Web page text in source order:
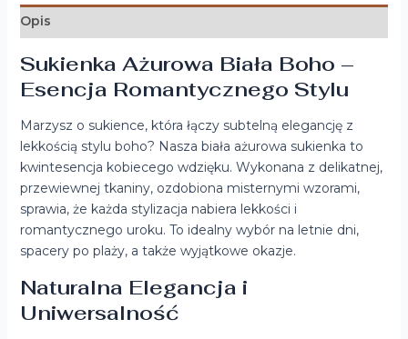
Opis
Sukienka Ażurowa Biała Boho –
Esencja Romantycznego Stylu
Marzysz o sukience, która łączy subtelną elegancję z
lekkością stylu boho? Nasza biała ażurowa sukienka to
kwintesencja kobiecego wdzięku. Wykonana z delikatnej,
przewiewnej tkaniny, ozdobiona misternymi wzorami,
sprawia, że każda stylizacja nabiera lekkości i
romantycznego uroku. To idealny wybór na letnie dni,
spacery po plaży, a także wyjątkowe okazje.
Naturalna Elegancja i
Uniwersalność